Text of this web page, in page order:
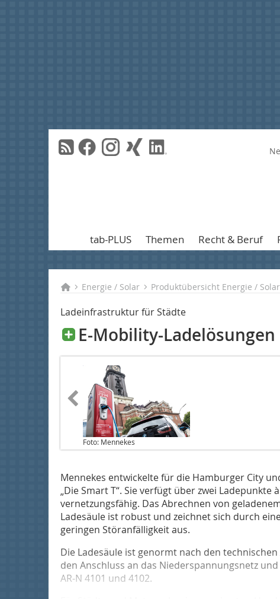
tab-PLUS Themen Recht & Beruf
Energie / Solar Produktübersicht Energie / Solar
Ladeinfrastruktur für Städte
E-Mobility-Ladelösungen
Foto: Mennekes
Mennekes entwickelte für die Hamburger City
„Die Smart T“. Sie verfügt über zwei Ladepunkte
vernetzungsfähig. Das Abrechnen von
Ladesäule ist robust und zeichnet sich durch
geringen Störanfälligkeit aus.
Die Ladesäule ist genormt nach den
den Anschluss an das Niederspannungsnetz
AR-N 4101 und 4102.